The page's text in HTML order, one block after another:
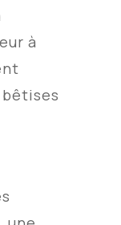
à
bêtises